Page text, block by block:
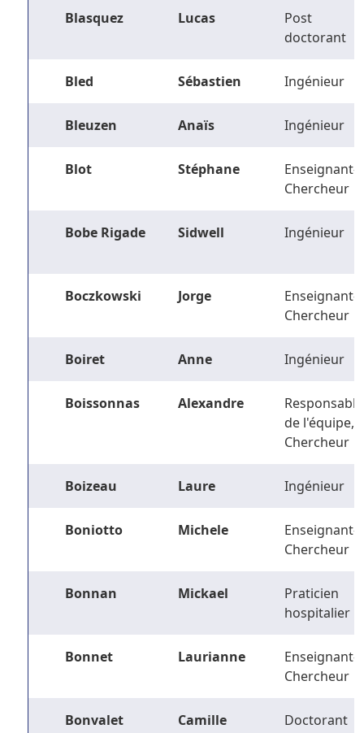
Blasquez Lucas
Post
doctorant
Bled Sébastien Ingénieur
Bleuzen Anaïs Ingénieur
Blot Stéphane
Enseignant-
Chercheur
Bobe Rigade Sidwell Ingénieur
Boczkowski Jorge
Enseignant-
Chercheur
Boiret Anne Ingénieur
Boissonnas Alexandre
Responsable
de l'équipe,
Chercheur
Boizeau Laure Ingénieur
Boniotto Michele
Enseignant-
Chercheur
Bonnan Mickael
Praticien
hospitalier
Bonnet Laurianne
Enseignant-
Chercheur
Bonvalet Camille Doctorant